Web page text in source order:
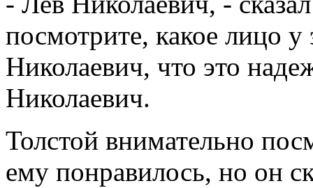
посмотрите, какое лицо
Николаевич, что это
Николаевич.
Толстой внимательно
ему понравилось, но он